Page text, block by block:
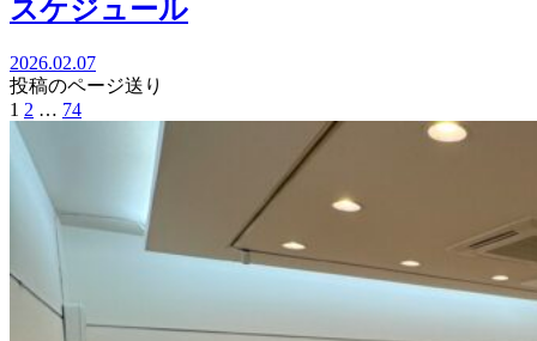
スケジュール
2026.02.07
投稿のページ送り
1 2 … 74